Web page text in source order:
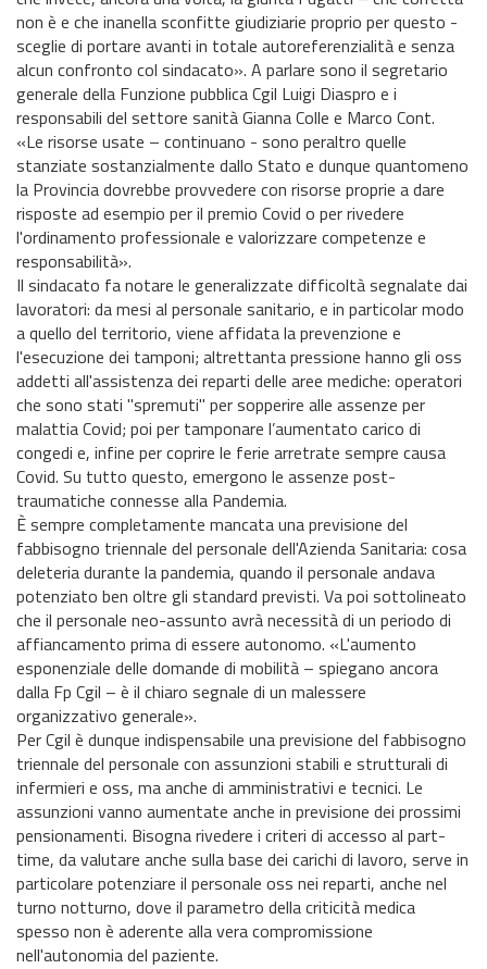
non è e che inanella sconfitte giudiziarie proprio per questo -
sceglie di portare avanti in totale autoreferenzialità e senza
alcun confronto col sindacato». A parlare sono il segretario
generale della Funzione pubblica Cgil Luigi Diaspro e i
responsabili del settore sanità Gianna Colle e Marco Cont.
«Le risorse usate – continuano - sono peraltro quelle
stanziate sostanzialmente dallo Stato e dunque quantomeno
la Provincia dovrebbe provvedere con risorse proprie a dare
risposte ad esempio per il premio Covid o per rivedere
l'ordinamento professionale e valorizzare competenze e
responsabilità».
Il sindacato fa notare le generalizzate difficoltà segnalate dai
lavoratori: da mesi al personale sanitario, e in particolar modo
a quello del territorio, viene affidata la prevenzione e
l'esecuzione dei tamponi; altrettanta pressione hanno gli oss
addetti all'assistenza dei reparti delle aree mediche: operatori
che sono stati "spremuti" per sopperire alle assenze per
malattia Covid; poi per tamponare l’aumentato carico di
congedi e, infine per coprire le ferie arretrate sempre causa
Covid. Su tutto questo, emergono le assenze post-
traumatiche connesse alla Pandemia.
È sempre completamente mancata una previsione del
fabbisogno triennale del personale dell'Azienda Sanitaria: cosa
deleteria durante la pandemia, quando il personale andava
potenziato ben oltre gli standard previsti. Va poi sottolineato
che il personale neo-assunto avrà necessità di un periodo di
affiancamento prima di essere autonomo. «L'aumento
esponenziale delle domande di mobilità – spiegano ancora
dalla Fp Cgil – è il chiaro segnale di un malessere
organizzativo generale».
Per Cgil è dunque indispensabile una previsione del fabbisogno
triennale del personale con assunzioni stabili e strutturali di
infermieri e oss, ma anche di amministrativi e tecnici. Le
assunzioni vanno aumentate anche in previsione dei prossimi
pensionamenti. Bisogna rivedere i criteri di accesso al part-
time, da valutare anche sulla base dei carichi di lavoro, serve in
particolare potenziare il personale oss nei reparti, anche nel
turno notturno, dove il parametro della criticità medica
spesso non è aderente alla vera compromissione
nell'autonomia del paziente.